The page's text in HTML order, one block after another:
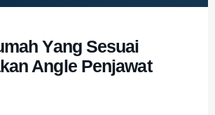
Yang Sesuai
Angle Penjawat